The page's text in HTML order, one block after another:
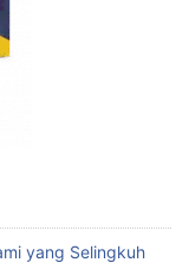
yang Selingkuh